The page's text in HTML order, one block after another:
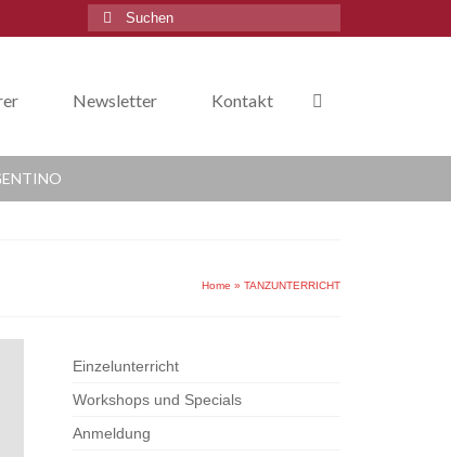
Suche
nach:
Newsletter Kontakt
Home » TANZUNTERRICHT
Einzelunterricht
Workshops und Specials
Anmeldung